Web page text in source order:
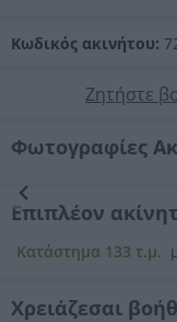
Κωδικός ακινήτου:
Ζητήστε
Φωτογραφίες
Προηγούμενη
Επόμενη
Επιπλέον
Κατάστημα 133 τ.μ.
Χρειάζεσαι